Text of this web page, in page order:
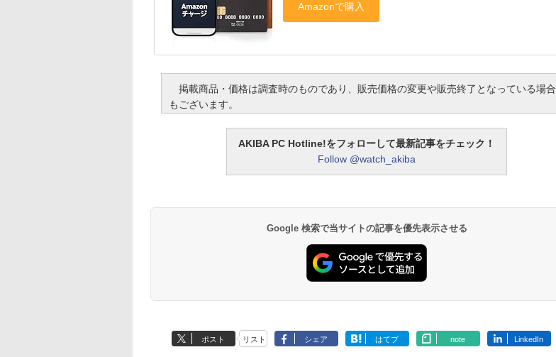
掲載商品・価格は調査時のものであり、販売価格の変更や販売終了となっている場合
もございます。
AKIBA PC Hotline!をフォローして最新記事をチェック！
Follow @watch_akiba
Google 検索で当サイトの記事を優先表示させる
ポスト リスト シェア はてブ note LinkedIn